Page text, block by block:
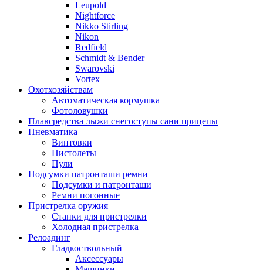
Leupold
Nightforce
Nikko Stirling
Nikon
Redfield
Schmidt & Bender
Swarovski
Vortex
Охотхозяйствам
Автоматическая кормушка
Фотоловушки
Плавсредства лыжи снегоступы сани прицепы
Пневматика
Винтовки
Пистолеты
Пули
Подсумки патронташи ремни
Подсумки и патронташи
Ремни погонные
Пристрелка оружия
Станки для пристрелки
Холодная пристрелка
Релоадинг
Гладкоствольный
Аксессуары